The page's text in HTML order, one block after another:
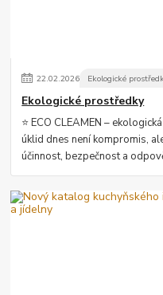
22.02.2026 Ekologické
Ekologické prostředky
⭐ ECO CLEAMEN –
úklid dnes není kompromis,
účinnost, bezpečnost a